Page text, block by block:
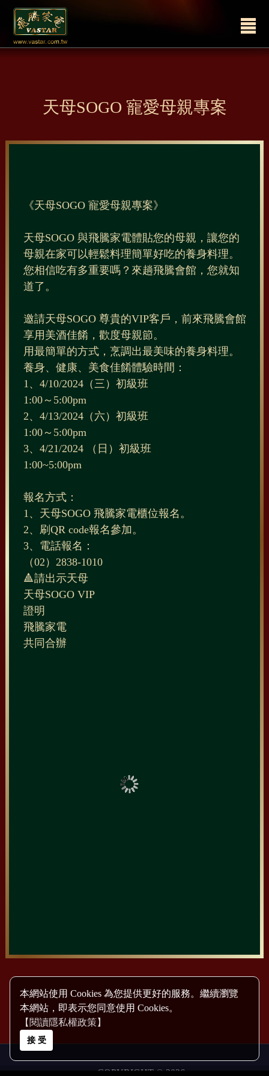
本網站使用 Cookies 為您提供更好的服務。繼續瀏覽
本網站，即表示您同意使用 Cookies。
【閱讀隱私權政策】
接 受
天母SOGO 寵愛母親專案
《天母SOGO 寵愛母親專案》
天母SOGO 與飛騰家電體貼您的母親，讓您的
母親在家可以輕鬆料理簡單好吃的養身料理。
您相信吃有多重要嗎？來趟飛騰會館，您就知
道了。
邀請天母SOGO 尊貴的VIP客戶，前來飛騰會館
享用美酒佳餚，歡度母親節。
用最簡單的方式，烹調出最美味的養身料理。
養身、健康、美食佳餚體驗時間：
1、4/10/2024（三）初級班
1:00～5:00pm
2、4/13/2024（六）初級班
1:00～5:00pm
3、4/21/2024 （日）初級班
1:00~5:00pm
報名方式：
1、天母SOGO 飛騰家電櫃位報名。
2、刷QR code報名參加。
3、電話報名：
（02）2838-1010
🔺請出示天母
天母SOGO VIP
證明
飛騰家電
共同合辦
COPYRIGHT © 2026